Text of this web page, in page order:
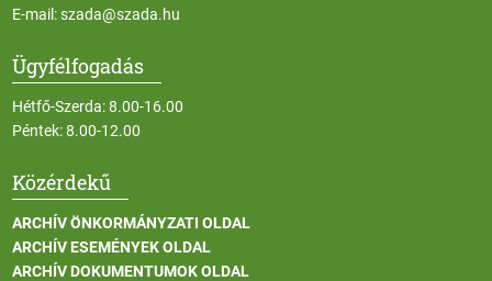
E-mail:szada@szada.hu
Ügyfélfogadás
Hétfő-Szerda: 8.00-16.00
Péntek: 8.00-12.00
Közérdekű
ARCHÍV ÖNKORMÁNYZATI OLDAL
ARCHÍV ESEMÉNYEK OLDAL
ARCHÍV DOKUMENTUMOK OLDAL